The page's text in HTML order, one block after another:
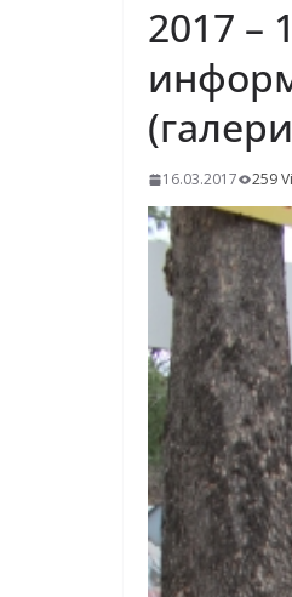
2017 –
16.03.2017 259